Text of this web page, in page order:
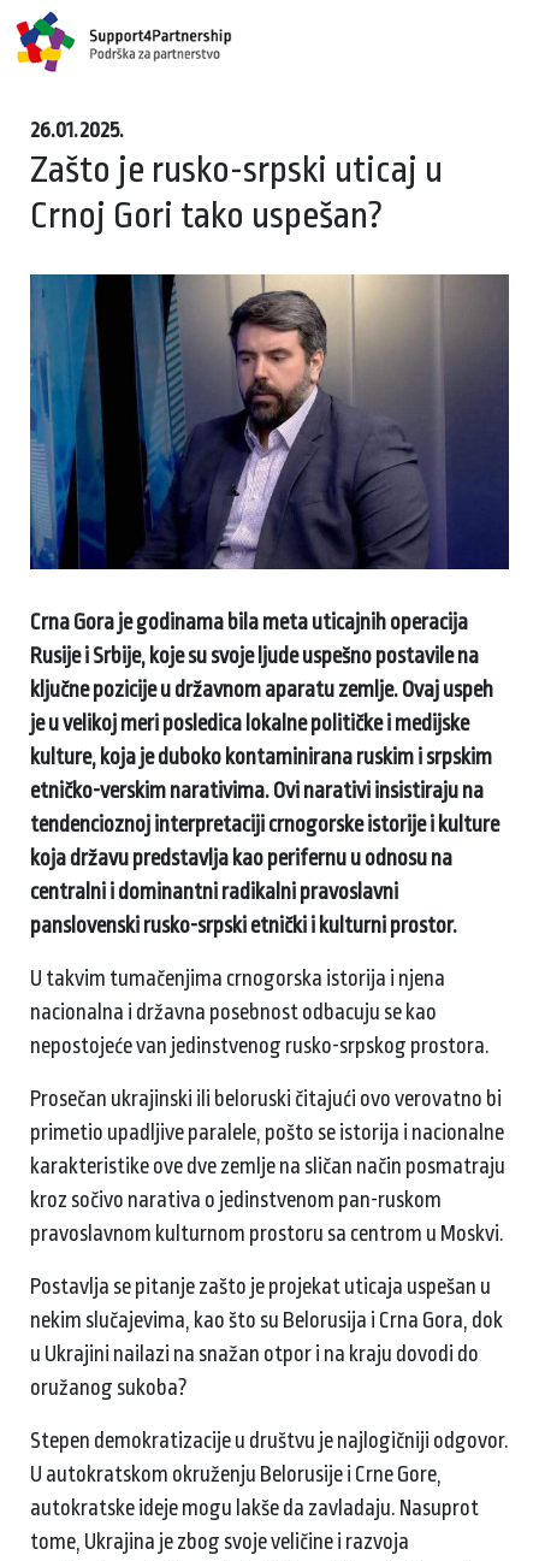
26.01.2025.
Zašto je rusko-srpski uticaj u
Crnoj Gori tako uspešan?
Crna Gora je godinama bila meta uticajnih operacija
Rusije i Srbije, koje su svoje ljude uspešno postavile na
ključne pozicije u državnom aparatu zemlje. Ovaj uspeh
je u velikoj meri posledica lokalne političke i medijske
kulture, koja je duboko kontaminirana ruskim i srpskim
etničko-verskim narativima. Ovi narativi insistiraju na
tendencioznoj interpretaciji crnogorske istorije i kulture
koja državu predstavlja kao perifernu u odnosu na
centralni i dominantni radikalni pravoslavni
panslovenski rusko-srpski etnički i kulturni prostor.
U takvim tumačenjima crnogorska istorija i njena
nacionalna i državna posebnost odbacuju se kao
nepostojeće van jedinstvenog rusko-srpskog prostora.
Prosečan ukrajinski ili beloruski čitajući ovo verovatno bi
primetio upadljive paralele, pošto se istorija i nacionalne
karakteristike ove dve zemlje na sličan način posmatraju
kroz sočivo narativa o jedinstvenom pan-ruskom
pravoslavnom kulturnom prostoru sa centrom u Moskvi.
Postavlja se pitanje zašto je projekat uticaja uspešan u
nekim slučajevima, kao što su Belorusija i Crna Gora, dok
u Ukrajini nailazi na snažan otpor i na kraju dovodi do
oružanog sukoba?
Stepen demokratizacije u društvu je najlogičniji odgovor.
U autokratskom okruženju Belorusije i Crne Gore,
autokratske ideje mogu lakše da zavladaju. Nasuprot
tome, Ukrajina je zbog svoje veličine i razvoja